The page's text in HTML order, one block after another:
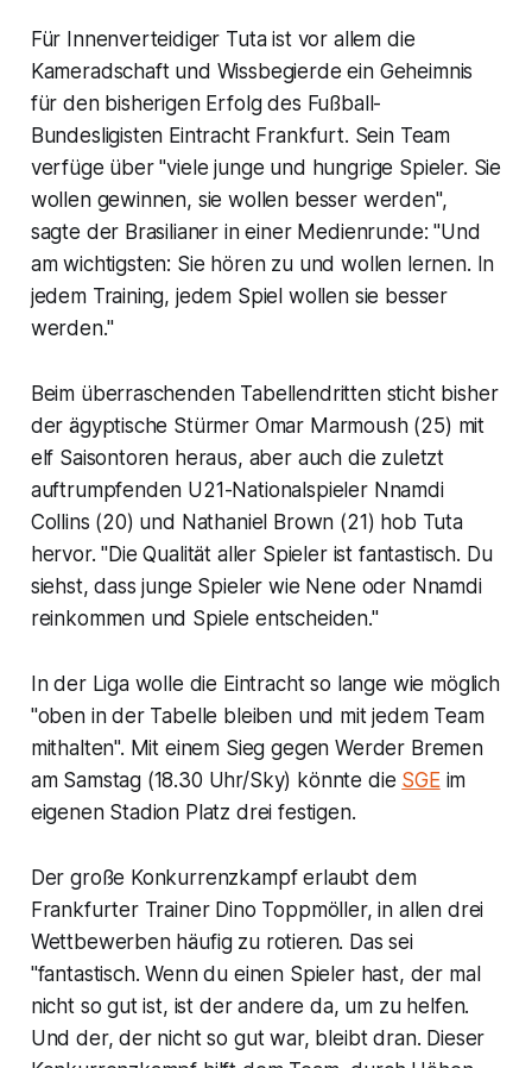
Für Innenverteidiger Tuta ist vor allem die
Kameradschaft und Wissbegierde ein Geheimnis
für den bisherigen Erfolg des Fußball-
Bundesligisten Eintracht Frankfurt. Sein Team
verfüge über "viele junge und hungrige Spieler. Sie
wollen gewinnen, sie wollen besser werden",
sagte der Brasilianer in einer Medienrunde: "Und
am wichtigsten: Sie hören zu und wollen lernen. In
jedem Training, jedem Spiel wollen sie besser
werden."
Beim überraschenden Tabellendritten sticht bisher
der ägyptische Stürmer Omar Marmoush (25) mit
elf Saisontoren heraus, aber auch die zuletzt
auftrumpfenden U21-Nationalspieler Nnamdi
Collins (20) und Nathaniel Brown (21) hob Tuta
hervor. "Die Qualität aller Spieler ist fantastisch. Du
siehst, dass junge Spieler wie Nene oder Nnamdi
reinkommen und Spiele entscheiden."
In der Liga wolle die Eintracht so lange wie möglich
"oben in der Tabelle bleiben und mit jedem Team
mithalten". Mit einem Sieg gegen Werder Bremen
am Samstag (18.30 Uhr/Sky) könnte die SGEim
eigenen Stadion Platz drei festigen.
Der große Konkurrenzkampf erlaubt dem
Frankfurter Trainer Dino Toppmöller, in allen drei
Wettbewerben häufig zu rotieren. Das sei
"fantastisch. Wenn du einen Spieler hast, der mal
nicht so gut ist, ist der andere da, um zu helfen.
Und der, der nicht so gut war, bleibt dran. Dieser